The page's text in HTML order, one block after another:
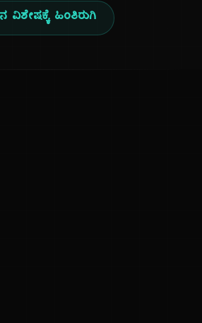
ವಿಶೇಷಕ್ಕೆ ಹಿಂತಿರುಗಿ